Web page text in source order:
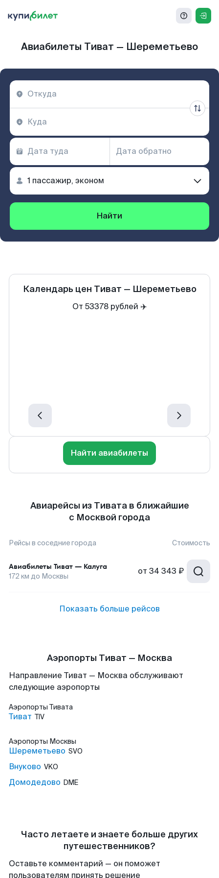
Авиабилеты Тиват — Шереметьево
Найти
Календарь цен Тиват — Шереметьево
От 53378 рублей ✈️
Найти авиабилеты
Авиарейсы из Тивата в ближайшие
с Москвой города
Рейсы в соседние города Стоимость
Авиабилеты Тиват — Калуга
172 км до Москвы от 34 343 ₽
Показать больше рейсов
Аэропорты Тиват — Москва
Направление Тиват — Москва обслуживают
следующие аэропорты
Аэропорты Тивата
Тиват TIV
Аэропорты Москвы
Шереметьево SVO
Внуково VKO
Домодедово DME
Часто летаете и знаете больше других
путешественников?
Оставьте комментарий — он поможет
пользователям принять решение